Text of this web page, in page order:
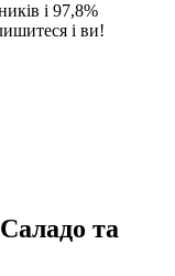
і 97,8%
і ви!
та